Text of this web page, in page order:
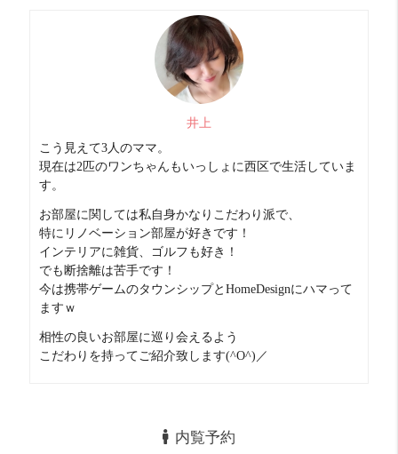
コスパ 良い！ 16 点
21帖のビッグなワンルームにしては良心的な金額かな
収納力
めっちゃ良い！！ 20 点
井上
こう見えて3人のママ。
現在は2匹のワンちゃんもいっしょに西区で生活していま
す。
お部屋に関しては私自身かなりこだわり派で、
特にリノベーション部屋が好きです！
インテリアに雑貨、ゴルフも好き！
でも断捨離は苦手です！
今は携帯ゲームのタウンシップとHomeDesignにハマって
ますｗ
相性の良いお部屋に巡り会えるよう
こだわりを持ってご紹介致します(^O^)／
内覧予約